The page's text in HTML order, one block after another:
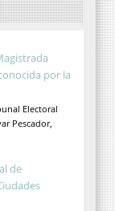
por la
Electoral
Pescador,
de